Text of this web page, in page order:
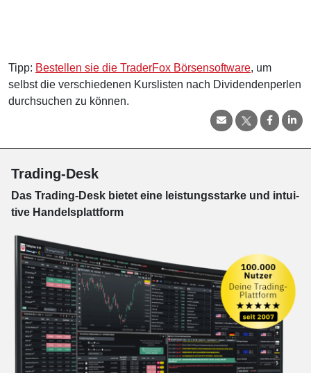
Tipp: Bestellen sie die TraderFox Börsensoftware, um
selbst die verschiedenen Kurslisten nach Dividendenperlen
durchsuchen zu können.
Trading-Desk
Das Trading-Desk bie­tet eine leis­tungs­star­ke und in­tui­
tive Han­dels­platt­form